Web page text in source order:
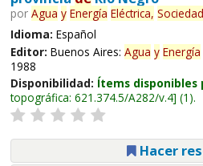
por Agua y Energía Eléctrica, Sociedad
Idioma: Español
Editor: Buenos Aires: Agua y Energía
1988
Disponibilidad: Ítems disponibles
topográfica: 621.374.5/A282/v.4 (1).
Hacer